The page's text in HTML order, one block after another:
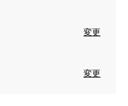
変更
変更